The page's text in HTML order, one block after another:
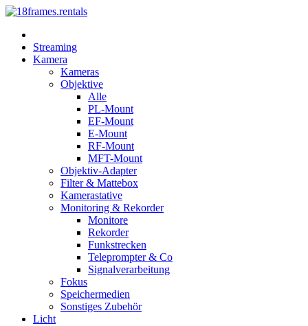
Streaming
Kamera
Kameras
Objektive
Alle
PL-Mount
EF-Mount
E-Mount
RF-Mount
MFT-Mount
Objektiv-Adapter
Filter & Mattebox
Kamerastative
Monitoring & Rekorder
Monitore
Rekorder
Funkstrecken
Teleprompter & Co
Signalverarbeitung
Fokus
Speichermedien
Sonstiges Zubehör
Licht